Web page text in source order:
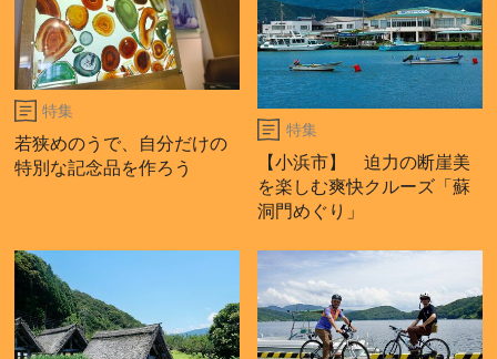
特集
若狭めのうで、自分だけの
特別な記念品を作ろう
特集
【小浜市】 迫力の断崖美
を楽しむ爽快クルーズ「蘇
洞門めぐり」